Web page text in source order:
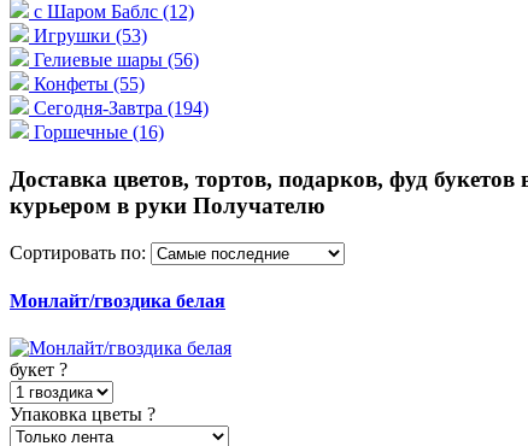
с Шаром Баблс (12)
Игрушки (53)
Гелиевые шары (56)
Конфеты (55)
Сегодня-Завтра (194)
Горшечные (16)
Доставка цветов, тортов, подарков, фуд
курьером в руки Получателю
Сортировать по:
Монлайт/гвоздика белая
букет ?
Упаковка цветы ?